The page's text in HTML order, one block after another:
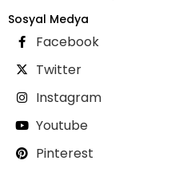
Sosyal Medya
Facebook
Twitter
Instagram
Youtube
Pinterest